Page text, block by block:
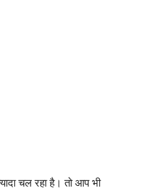
चल रहा है। तो आप भी